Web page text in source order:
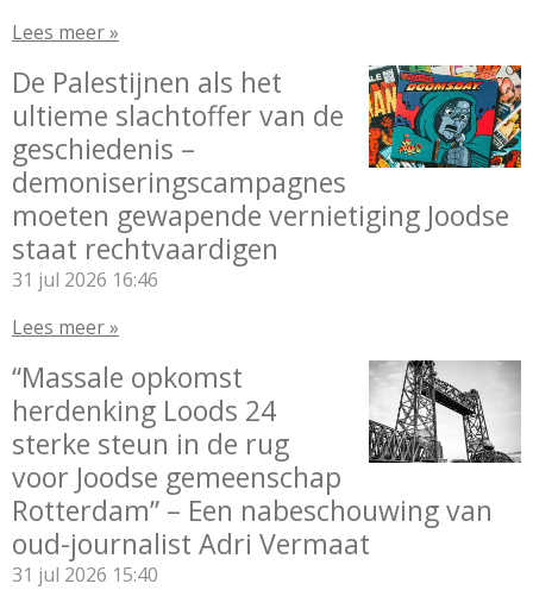
Lees meer »
De Palestijnen als het
ultieme slachtoffer van de
geschiedenis –
demoniseringscampagnes
moeten gewapende vernietiging Joodse
staat rechtvaardigen
31 jul 2026 16:46
Lees meer »
“Massale opkomst
herdenking Loods 24
sterke steun in de rug
voor Joodse gemeenschap
Rotterdam” – Een nabeschouwing van
oud-journalist Adri Vermaat
31 jul 2026 15:40